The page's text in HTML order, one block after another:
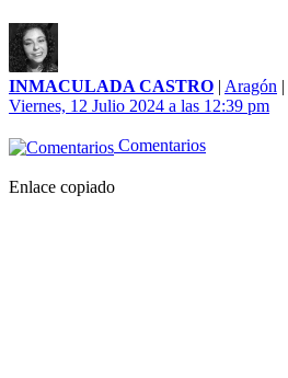
INMACULADA CASTRO | Aragón |
Viernes, 12 Julio 2024 a las 12:39 pm
Comentarios
Enlace copiado